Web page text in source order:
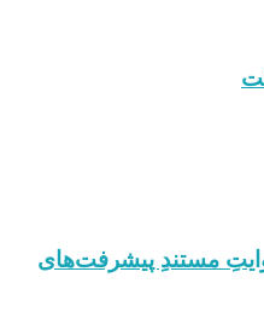
مستندِ پیشرفت‌های